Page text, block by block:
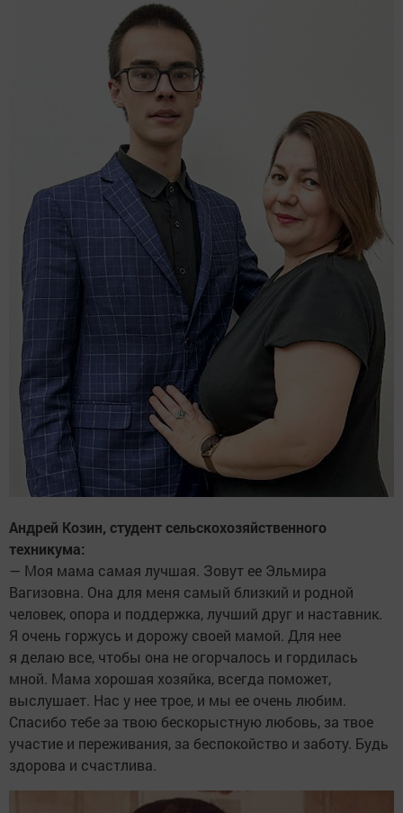
Андрей Козин, студент сельскохозяйственного
техникума:
— Моя мама самая лучшая. Зовут ее Эльмира
Вагизовна. Она для меня самый близкий и родной
человек, опора и поддержка, лучший друг и наставник.
Я очень горжусь и дорожу своей мамой. Для нее
я делаю все, чтобы она не огорчалось и гордилась
мной. Мама хорошая хозяйка, всегда поможет,
выслушает. Нас у нее трое, и мы ее очень любим.
Спасибо тебе за твою бескорыстную любовь, за твое
участие и переживания, за беспокойство и заботу. Будь
здорова и счастлива.